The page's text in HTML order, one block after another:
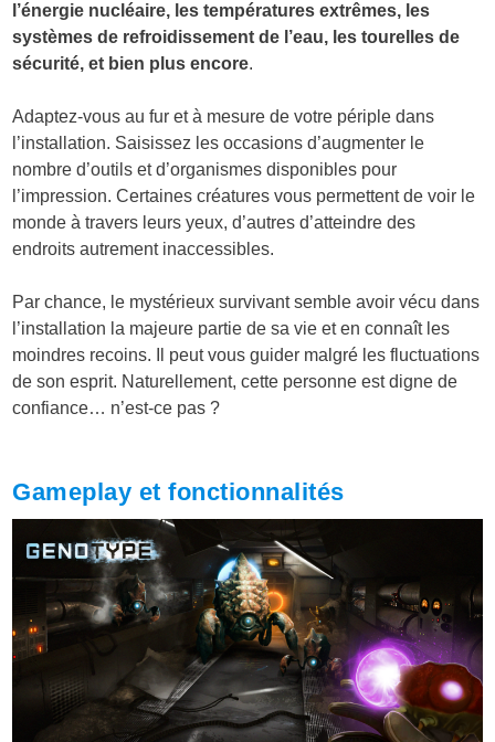
l’énergie nucléaire, les températures extrêmes, les
systèmes de refroidissement de l’eau, les tourelles de
sécurité, et bien plus encore.
Adaptez-vous au fur et à mesure de votre périple dans
l’installation. Saisissez les occasions d’augmenter le
nombre d’outils et d’organismes disponibles pour
l’impression. Certaines créatures vous permettent de voir le
monde à travers leurs yeux, d’autres d’atteindre des
endroits autrement inaccessibles.
Par chance, le mystérieux survivant semble avoir vécu dans
l’installation la majeure partie de sa vie et en connaît les
moindres recoins. Il peut vous guider malgré les fluctuations
de son esprit. Naturellement, cette personne est digne de
confiance… n’est-ce pas ?
Gameplay et fonctionnalités